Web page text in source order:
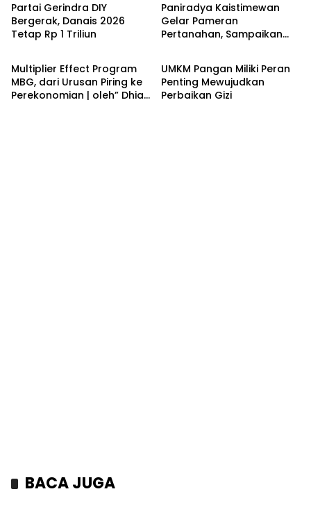
Partai Gerindra DIY
Bergerak, Danais 2026
Tetap Rp 1 Triliun
Paniradya Kaistimewan
Gelar Pameran
Pertanahan, Sampaikan
Opini
Multiplier Effect Program
MBG, dari Urusan Piring ke
Perekonomian | oleh” Dhian
UMKM Pangan Miliki Peran
Penting Mewujudkan
Perbaikan Gizi
BACA JUGA